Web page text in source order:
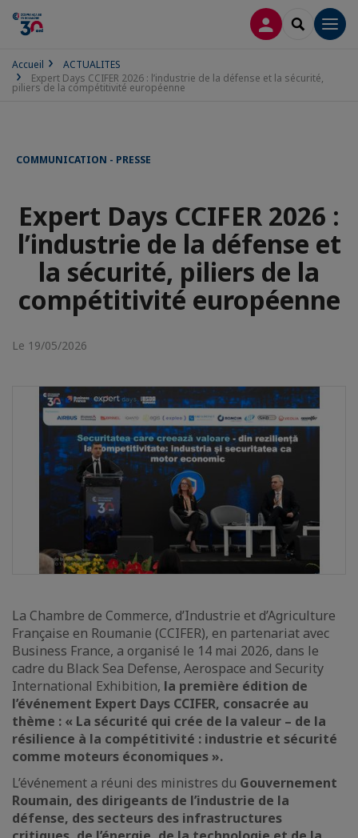
CONNEXION
Accueil
ACTUALITES
Expert Days CCIFER 2026 : l’industrie de la défense et la sécurité,
piliers de la compétitivité européenne
COMMUNICATION - PRESSE
Expert Days CCIFER 2026 :
l’industrie de la défense et
la sécurité, piliers de la
compétitivité européenne
Le 19/05/2026
La Chambre de Commerce, d’Industrie et d’Agriculture
Française en Roumanie (CCIFER), en partenariat avec
Business France, a organisé le 14 mai 2026, dans le
cadre du Black Sea Defense, Aerospace and Security
International Exhibition, la première édition de
l’événement Expert Days CCIFER, consacrée au
thème : « La sécurité qui crée de la valeur – de la
résilience à la compétitivité : industrie et sécurité
comme moteurs économiques ».
L’événement a réuni des ministres du Gouvernement
Roumain, des dirigeants de l’industrie de la
défense, des secteurs des infrastructures